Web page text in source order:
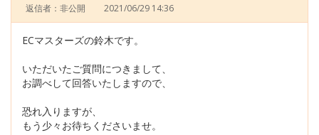
返信者：非公開 2021/06/29 14:36
ECマスターズの鈴木です。
いただいたご質問につきまして、
お調べして回答いたしますので、
恐れ入りますが、
もう少々お待ちくださいませ。